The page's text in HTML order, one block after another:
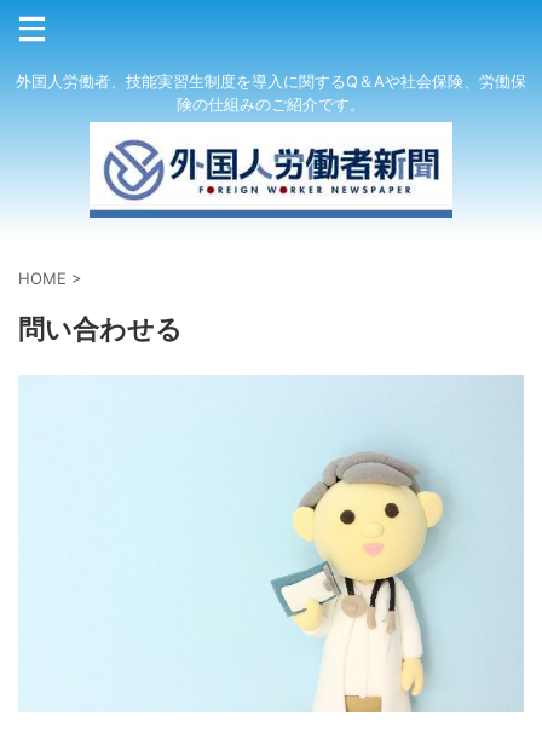
外国人労働者、技能実習生制度を導入に関するQ＆Aや社会保険、労働保
険の仕組みのご紹介です。
HOME >
問い合わせる